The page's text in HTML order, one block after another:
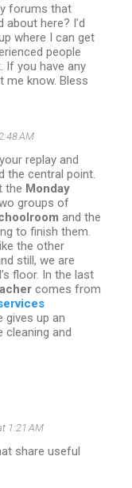
forums that
here? I’d
where I can get
people
If you have any
me know. Bless
AM
replay and
the central point.
the Monday
groups of
and the
to finish them.
the other
still, we are
floor. In the last
comes from
gives up an
cleaning and
1:21 AM
share useful